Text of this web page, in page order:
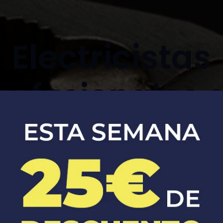
Electricistas
perafita
Soluciones eléctricas seguras y
eficientes para tu hogar y negocio.​